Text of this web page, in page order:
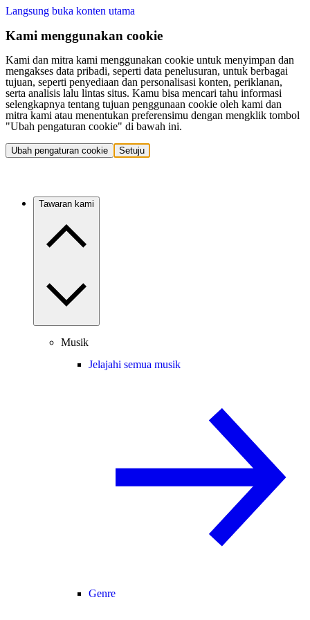
Langsung buka konten utama
Kami menggunakan cookie
Kami dan mitra kami menggunakan cookie untuk menyimpan dan
mengakses data pribadi, seperti data penelusuran, untuk berbagai
tujuan, seperti penyediaan dan personalisasi konten, periklanan,
serta analisis lalu lintas situs. Kamu bisa mencari tahu informasi
selengkapnya tentang tujuan penggunaan cookie oleh kami dan
mitra kami atau menentukan preferensimu dengan mengklik tombol
"Ubah pengaturan cookie" di bawah ini.
Ubah pengaturan cookie Setuju
Tawaran kami
Musik
Jelajahi semua musik
Genre